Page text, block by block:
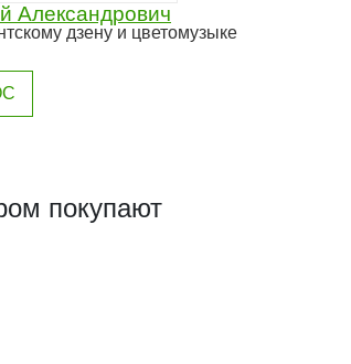
Александрович
дзену и цветомузыке